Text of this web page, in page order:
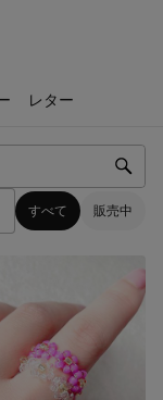
レター
すべて 販売中